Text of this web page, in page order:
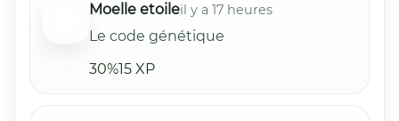
Moelle etoileil y a 17 heures
Le code génétique
30%15 XP